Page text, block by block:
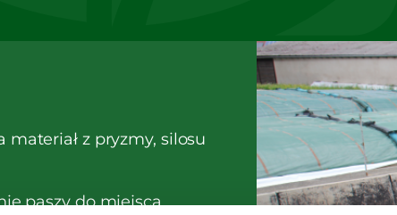
z pryzmy, silosu
paszy do miejsca